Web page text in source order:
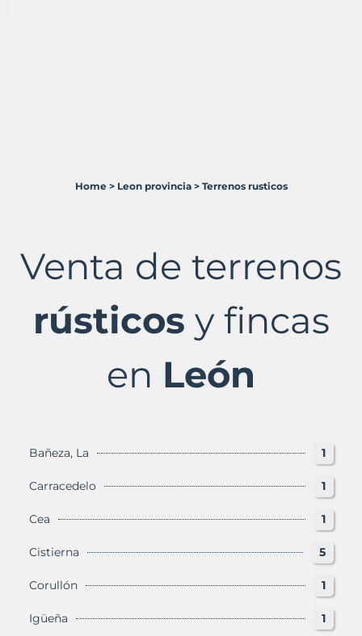
en
León
Provincia
Murbalands
Home > Leon provincia > Terrenos rusticos
Venta de terrenos
rústicos y fincas
en León
Bañeza, La 1
Carracedelo 1
Cea 1
Cistierna 5
Corullón 1
Igüeña 1